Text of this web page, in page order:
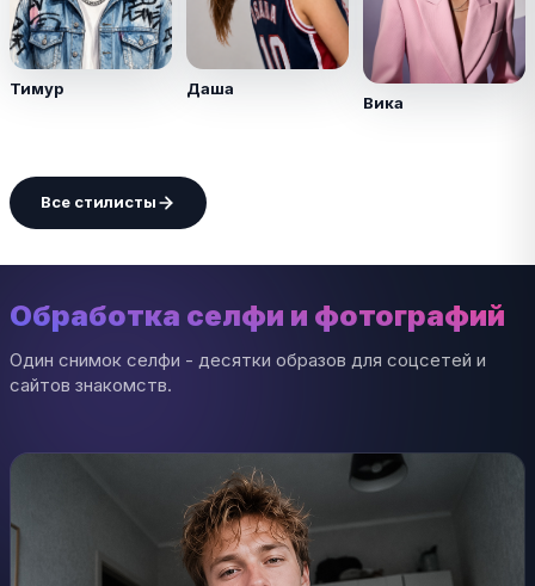
Тимур Даша
Вика
Все стилисты
Обработка селфи и фотографий
Один снимок селфи - десятки образов для соцсетей и
сайтов знакомств.